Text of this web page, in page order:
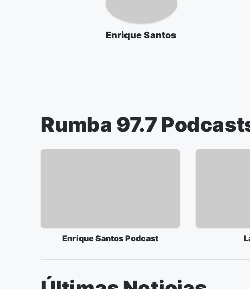
Enrique Santos
Rumba 97.7
Enrique Santos Podcast